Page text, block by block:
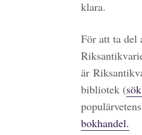
klara.
För att ta del
är
bibliotek (
bokhandel.